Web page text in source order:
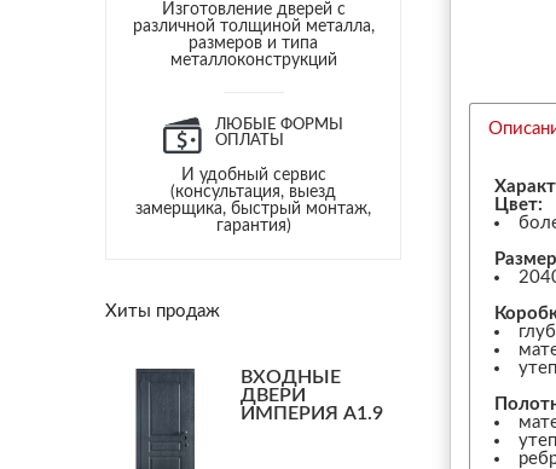
Изготовление дверей с
различной толщиной металла,
размеров и типа
металлоконструкций
ЛЮБЫЕ ФОРМЫ
ОПЛАТЫ
И удобный сервис
(консультация, выезд
замерщика, быстрый монтаж,
гарантия)
Хиты продаж
ВХОДНЫЕ
ДВЕРИ
ИМПЕРИЯ А1.9
Цвет: